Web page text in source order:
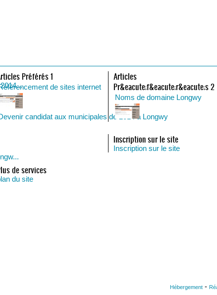
Préférés 1
de sites internet
candidat aux municipales de 2014 à Longwy
Articles
Pr&eacute;f&eacute;r&eacute;s 2
Noms de domaine Longwy
Inscription sur le site
Inscription sur le site
de services
du site
Hébergement -